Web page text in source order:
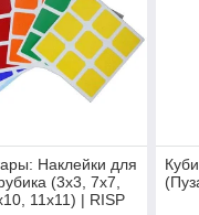
Наклейки для
(3x3, 7x7,
11x11) | RISP